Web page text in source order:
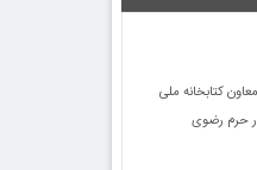
کتابخانه ملی
حرم رضوی